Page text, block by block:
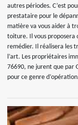
autres périodes. C’est
prestataire pour le
matière va vous aider à
toiture. Il vous proposera
remédier. Il réalisera les
l’art. Les propriétaires
76690, ne jurent que par
pour ce genre